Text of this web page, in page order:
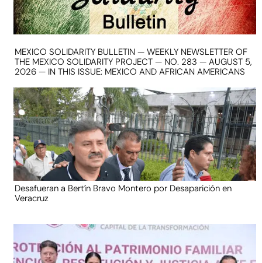
MEXICO SOLIDARITY BULLETIN — WEEKLY NEWSLETTER OF
THE MEXICO SOLIDARITY PROJECT — NO. 283 — AUGUST 5,
2026 — IN THIS ISSUE: MEXICO AND AFRICAN AMERICANS
Desafueran a Bertín Bravo Montero por Desaparición en
Veracruz